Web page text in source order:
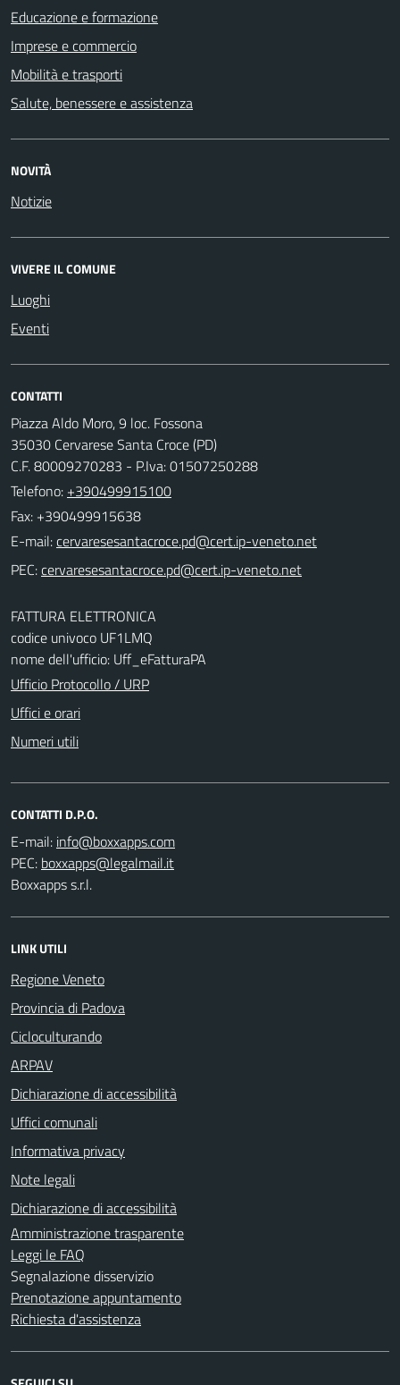
Educazione e formazione
Imprese e commercio
Mobilità e trasporti
Salute, benessere e assistenza
NOVITÀ
Notizie
VIVERE IL COMUNE
Luoghi
Eventi
CONTATTI
Piazza Aldo Moro, 9 loc. Fossona
35030 Cervarese Santa Croce (PD)
C.F. 80009270283 - P.Iva: 01507250288
Telefono: +390499915100
Fax: +390499915638
E-mail:
PEC:
FATTURA ELETTRONICA
codice univoco UF1LMQ
nome dell'ufficio: Uff_eFatturaPA
Ufficio Protocollo / URP
Uffici e orari
Numeri utili
CONTATTI D.P.O.
E-mail:
PEC:
Boxxapps s.r.l.
LINK UTILI
Regione Veneto
Provincia di Padova
Cicloculturando
ARPAV
Dichiarazione di accessibilità
Uffici comunali
Informativa privacy
Note legali
Dichiarazione di accessibilità
Amministrazione trasparente
Leggi le FAQ
Segnalazione disservizio
Prenotazione appuntamento
Richiesta d'assistenza